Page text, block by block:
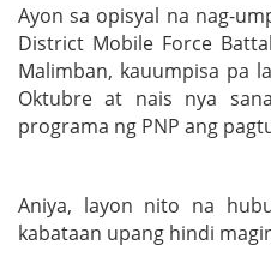
Ayon sa opisyal na nag-
District Mobile Force
Malimban, kauumpisa pa
Oktubre at nais nya
programa ng PNP ang
Aniya, layon nito na
kabataan upang hindi